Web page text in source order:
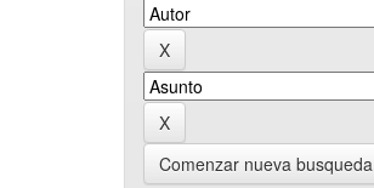
Comenzar nueva busqueda